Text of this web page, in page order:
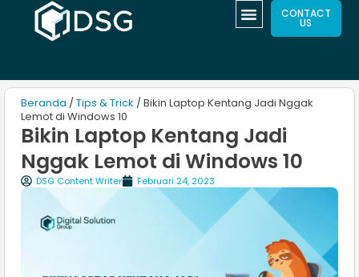
CONTACT
US
Beranda / Tips & Trick / Bikin Laptop Kentang Jadi Nggak
Lemot di Windows 10
Bikin Laptop Kentang Jadi
Nggak Lemot di Windows 10
DSG Content Writer Februari 24, 2023